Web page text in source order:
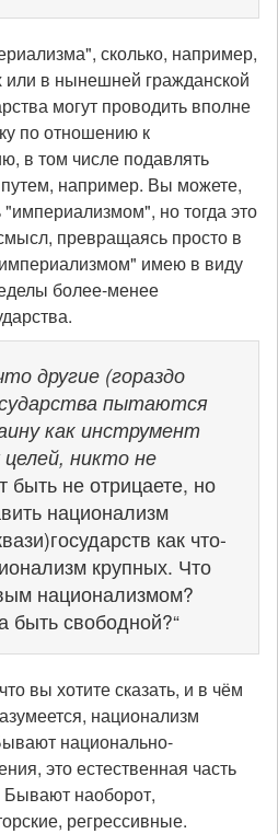
сколько, например,
или в нынешней гражданской
могут проводить вполне
по отношению к
в том числе подавлять
например. Вы можете,
"империализмом", но тогда это
превращаясь просто в
имею в виду
более-менее
другие (гораздо
пытаются
как инструмент
никто не
быть не отрицаете, но
национализм
как что-
крупных. Что
национализмом?
быть свободной?“
вы хотите сказать, и в чём
национализм
национально-
это естественная часть
наоборот,
регрессивные.